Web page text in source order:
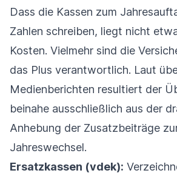
Dass die Kassen zum
Zahlen schreiben, liegt nicht
Kosten. Vielmehr sind die
das Plus verantwortlich. Laut
Medienberichten resultiert der
beinahe ausschließlich aus der
Anhebung der Zusatzbeiträge
Jahreswechsel.
Ersatzkassen (vdek):